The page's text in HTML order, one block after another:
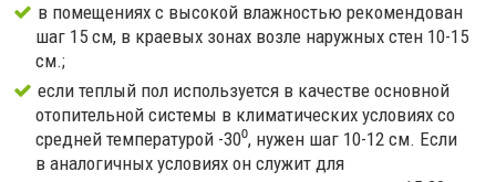
в помещениях с высокой влажностью рекомендован
шаг 15 см, в краевых зонах возле наружных стен 10-15
см.;
если теплый пол используется в качестве основной
отопительной системы в климатических условиях со
средней температурой -30⁰, нужен шаг 10-12 см. Если
в аналогичных условиях он служит для